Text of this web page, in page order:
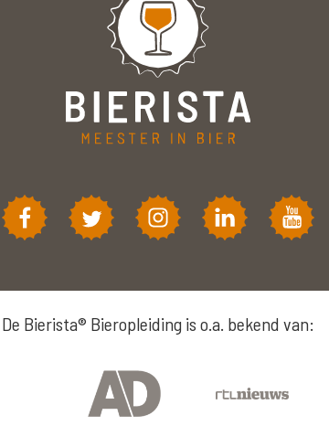
De Bierista® Bieropleiding is o.a. bekend van: